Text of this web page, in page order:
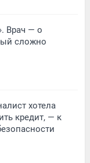
Врач — о
сложно
хотела
кредит, — к